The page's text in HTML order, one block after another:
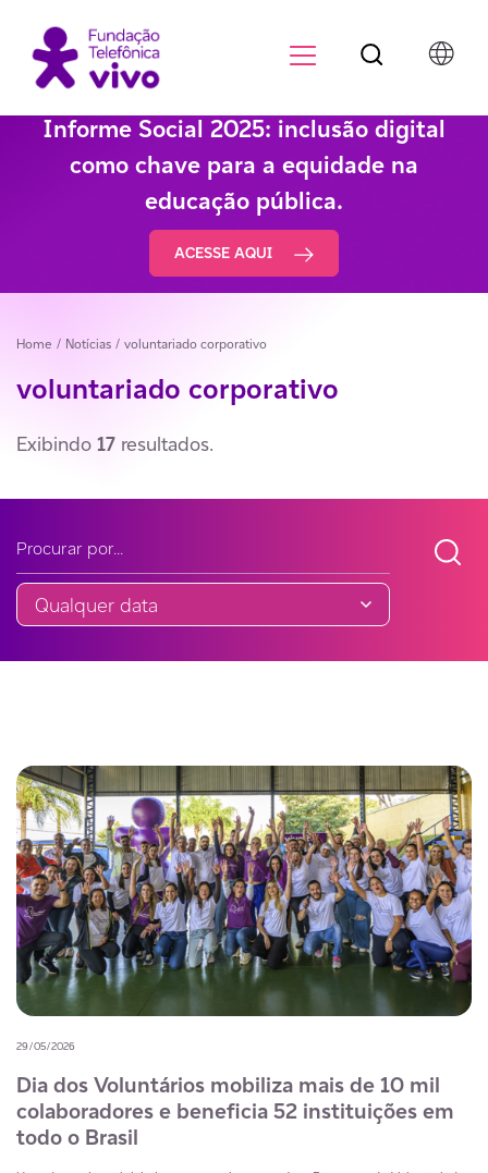
Informe Social 2025: inclusão digital
como chave para a equidade na
educação pública.
ACESSE AQUI
Home / Notícias / voluntariado corporativo
voluntariado corporativo
Exibindo 17 resultados.
29/05/2026
Dia dos Voluntários mobiliza mais de 10 mil
colaboradores e beneficia 52 instituições em
todo o Brasil
Botão de